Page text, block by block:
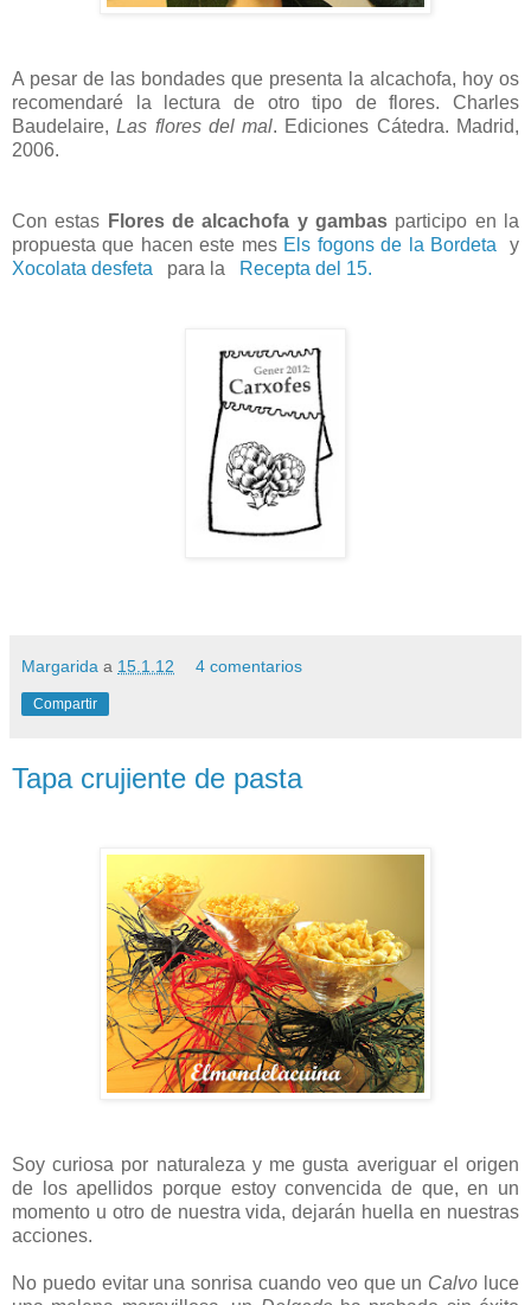
A pesar de las bondades que presenta la alcachofa, hoy os
recomendaré la lectura de otro tipo de flores. Charles
Baudelaire,Las flores del mal. Ediciones Cátedra. Madrid,
2006.
Con estas Flores de alcachofa y gambas participo en la
propuesta que hacen este mes Els fogons de la Bordeta
y
Xocolata desfeta para la Recepta del 15.
Margarida a 15.1.12 4 comentarios
Compartir
Tapa crujiente de pasta
Soy curiosa por naturaleza y me gusta averiguar el origen
de los apellidos porque estoy convencida de que, en un
momento u otro de nuestra vida, dejarán huella en nuestras
acciones.
No puedo evitar una sonrisa cuando veo que un Calvo luce